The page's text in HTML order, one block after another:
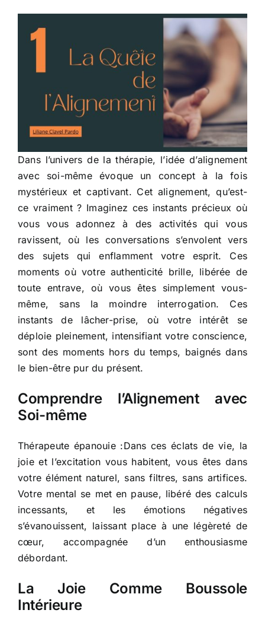
Dans l’univers de la thérapie, l’idée d’alignement
avec soi-même évoque un concept à la fois
mystérieux et captivant. Cet alignement, qu’est-
ce vraiment ? Imaginez ces instants précieux où
vous vous adonnez à des activités qui vous
ravissent, où les conversations s’envolent vers
des sujets qui enflamment votre esprit. Ces
moments où votre authenticité brille, libérée de
toute entrave, où vous êtes simplement vous-
même, sans la moindre interrogation. Ces
instants de lâcher-prise, où votre intérêt se
déploie pleinement, intensifiant votre conscience,
sont des moments hors du temps, baignés dans
le bien-être pur du présent.
Comprendre l’Alignement avec
Soi-même
Thérapeute épanouie :Dans ces éclats de vie, la
joie et l’excitation vous habitent, vous êtes dans
votre élément naturel, sans filtres, sans artifices.
Votre mental se met en pause, libéré des calculs
incessants, et les émotions négatives
s’évanouissent, laissant place à une légèreté de
cœur, accompagnée d’un enthousiasme
débordant.
La Joie Comme Boussole
Intérieure